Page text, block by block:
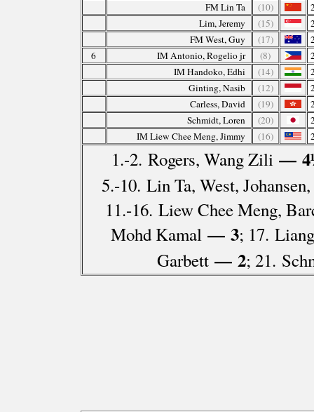
FM Lin Ta
(10)
Lim, Jeremy
(15)
FM West, Guy
(17)
6
IM Antonio, Rogelio jr (8)
IM Handoko, Edhi
(14)
Ginting, Nasib
(12)
Carless, David
(19)
Schmidt, Loren
(20)
IM Liew Chee Meng, Jimmy
(16)
1.-2. Rogers, Wang Zili—
5.-10. Lin Ta, West,
11.-16. Liew Chee Meng,
Mohd Kamal — 3; 17.
Garbett— 2; 21.